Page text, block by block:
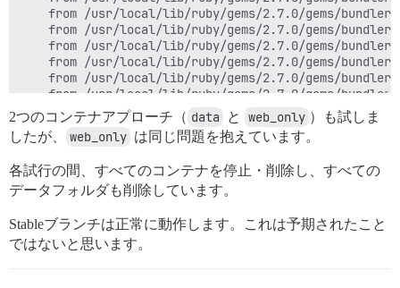
	from /usr/local/lib/ruby/gems/2.7.0/gems/bundler-2.3.18/lib/bundler/vendor/thor/lib/thor/invocation.rb:127:in `invoke_command'
	from /usr/local/lib/ruby/gems/2.7.0/gems/bundler-2.3.18/lib/bundler/vendor/thor/lib/thor.rb:392:in `dispatch'
	from /usr/local/lib/ruby/gems/2.7.0/gems/bundler-2.3.18/lib/bundler/cli.rb:31:in `dispatch'
	from /usr/local/lib/ruby/gems/2.7.0/gems/bundler-2.3.18/lib/bundler/cli.rb:25:in `start'
	from /usr/local/lib/ruby/gems/2.7.0/gems/bundler-2.3.18/exe/bundle:48:in `block in <top (required)>'
	from /usr/local/lib/ruby/gems/2.7.0/gems/bundler-2.3.18/exe/bundle:36:in `<top (required)>'
	from /usr/local/bin/bundle:23:in `load'
	from /usr/local/bin/bundle:23:in `<main>'
2つのコンテナアプローチ（ data と web_only ）も試しま
したが、
web_only は同じ問題を抱えています。
各試行の間、すべてのコンテナを停止・削除し、すべての
データフォルダも削除しています。
Stableブランチは正常に動作します。これは予期されたこと
ではないと思います。